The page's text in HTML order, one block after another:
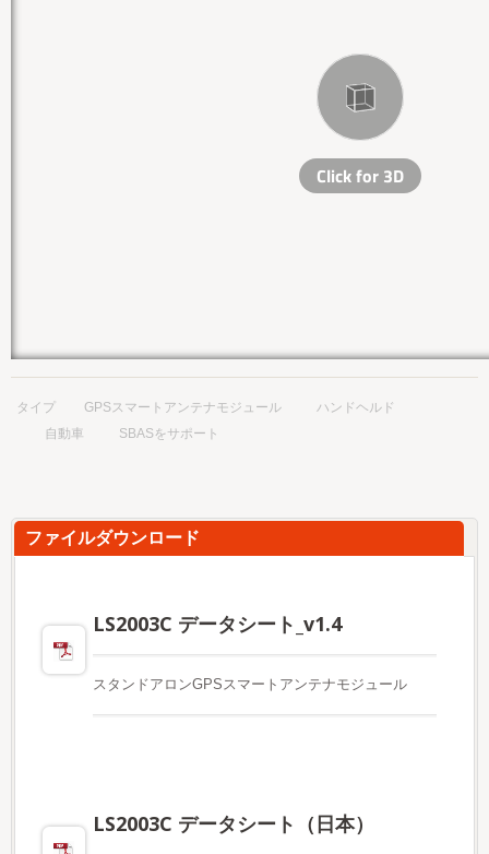
タイプ GPSスマートアンテナモジュール
ハンドヘルド
自動車
SBASをサポート
ファイルダウンロード
LS2003C データシート_v1.4
スタンドアロンGPSスマートアンテナモジュール
LS2003C データシート（日本）